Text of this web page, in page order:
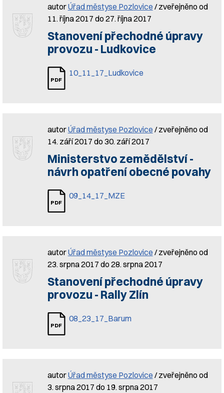
autorÚřad městyse Pozlovice / zveřejněno od
11. října 2017 do 27. října 2017
Stanovení přechodné úpravy
provozu - Ludkovice
10_11_17_Ludkovice
autorÚřad městyse Pozlovice / zveřejněno od
14. září 2017 do 30. září 2017
Ministerstvo zemědělství -
návrh opatření obecné povahy
09_14_17_MZE
autorÚřad městyse Pozlovice / zveřejněno od
23. srpna 2017 do 28. srpna 2017
Stanovení přechodné úpravy
provozu - Rally Zlín
08_23_17_Barum
autorÚřad městyse Pozlovice / zveřejněno od
3. srpna 2017 do 19. srpna 2017